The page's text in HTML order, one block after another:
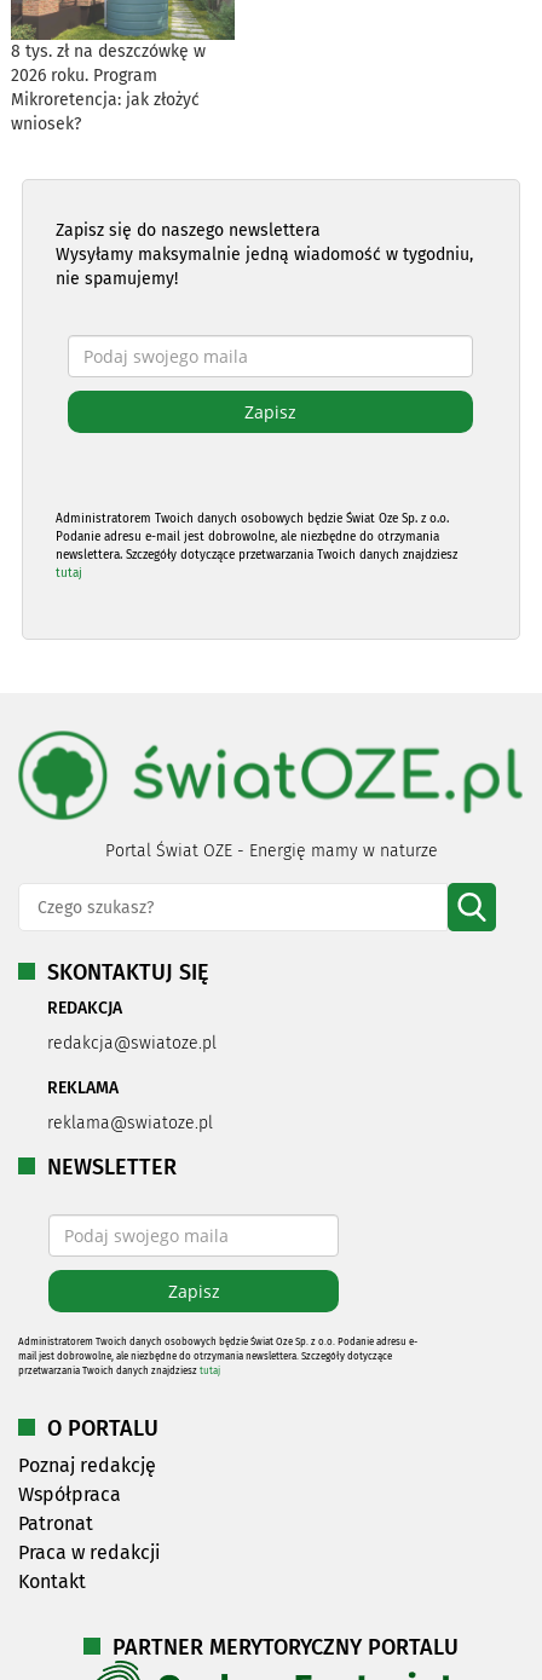
8 tys. zł na deszczówkę w
2026 roku. Program
Mikroretencja: jak złożyć
wniosek?
Zapisz się do naszego newslettera
Wysyłamy maksymalnie jedną wiadomość w tygodniu,
nie spamujemy!
Administratorem Twoich danych osobowych będzie Świat Oze Sp. z o.o.
Podanie adresu e-mail jest dobrowolne, ale niezbędne do otrzymania
newslettera. Szczegóły dotyczące przetwarzania Twoich danych znajdziesz
tutaj
Portal Świat OZE - Energię mamy w naturze
SKONTAKTUJ SIĘ
REDAKCJA
redakcja@swiatoze.pl
REKLAMA
reklama@swiatoze.pl
NEWSLETTER
Administratorem Twoich danych osobowych będzie Świat Oze Sp. z o.o. Podanie adresu e-
mail jest dobrowolne, ale niezbędne do otrzymania newslettera. Szczegóły dotyczące
przetwarzania Twoich danych znajdziesz tutaj
O PORTALU
Poznaj redakcję
Współpraca
Patronat
Praca w redakcji
Kontakt
PARTNER MERYTORYCZNY PORTALU